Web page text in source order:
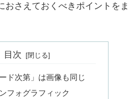
おさえておくべきポイントをま
目次
ド次第」は画像も同じ
フォグラフィック